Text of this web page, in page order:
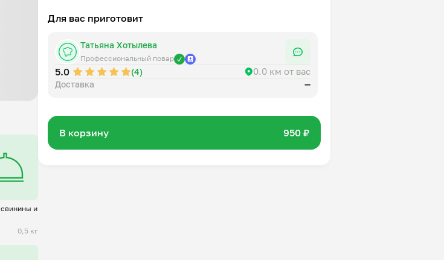
свинины и
0,5 кг
Для вас приготовит
Татьяна Хотылева
Профессиональный повар
5.0 (4) 0.0 км от вас
Доставка —
В корзину 950 ₽